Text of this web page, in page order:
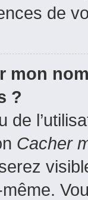
de
mon
?
de
Cacher